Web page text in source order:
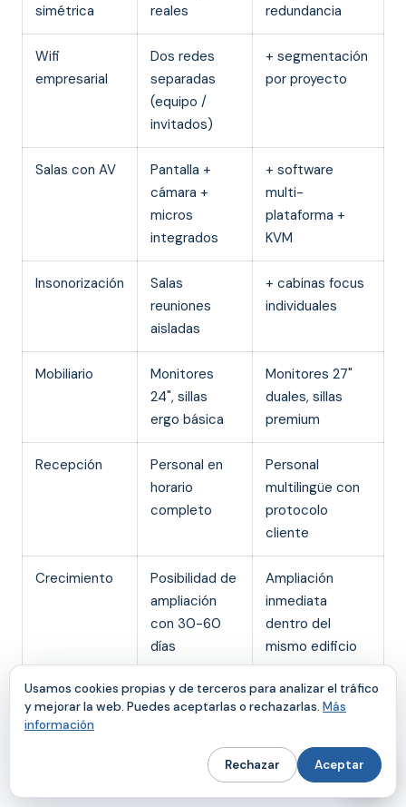
simétrica
reales
redundancia
Wifi
empresarial
Dos redes
separadas
(equipo /
invitados)
+ segmentación
por proyecto
Salas con AV
Pantalla +
cámara +
micros
integrados
+ software
multi-
plataforma +
KVM
Insonorización
Salas
reuniones
aisladas
+ cabinas focus
individuales
Mobiliario
Monitores
24", sillas
ergo básica
Monitores 27"
duales, sillas
premium
Recepción
Personal en
horario
completo
Personal
multilingüe con
protocolo
cliente
Crecimiento
Posibilidad de
ampliación
con 30-60
días
Ampliación
inmediata
dentro del
mismo edificio
¿Cómo afecta la sede a la
captación y retención de
talento creativo?
Usamos cookies propias y de terceros para analizar el tráfico
y mejorar la web. Puedes aceptarlas o rechazarlas. Más
información
Rechazar Aceptar